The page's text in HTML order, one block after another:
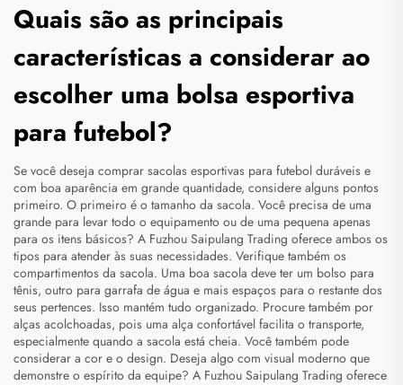
Quais são as principais
características a considerar ao
escolher uma bolsa esportiva
para futebol?
Se você deseja comprar sacolas esportivas para futebol duráveis e
com boa aparência em grande quantidade, considere alguns pontos
primeiro. O primeiro é o tamanho da sacola. Você precisa de uma
grande para levar todo o equipamento ou de uma pequena apenas
para os itens básicos? A Fuzhou Saipulang Trading oferece ambos os
tipos para atender às suas necessidades. Verifique também os
compartimentos da sacola. Uma boa sacola deve ter um bolso para
tênis, outro para garrafa de água e mais espaços para o restante dos
seus pertences. Isso mantém tudo organizado. Procure também por
alças acolchoadas, pois uma alça confortável facilita o transporte,
especialmente quando a sacola está cheia. Você também pode
considerar a cor e o design. Deseja algo com visual moderno que
demonstre o espírito da equipe? A Fuzhou Saipulang Trading oferece